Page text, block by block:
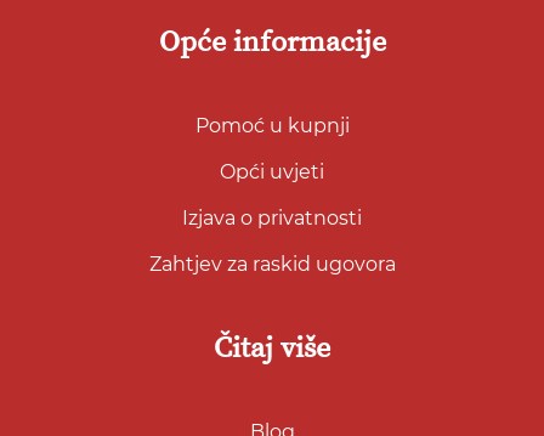
Opće informacije
Pomoć u kupnji
Opći uvjeti
Izjava o privatnosti
Zahtjev za raskid ugovora
Čitaj više